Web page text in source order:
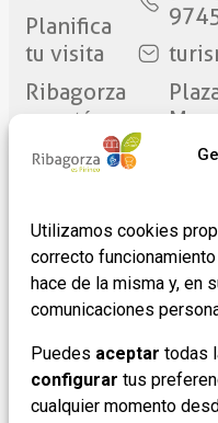
Utilizamos cookies
correcto
hace de la misma y, en
comunicaciones
Puedes aceptar todas
configurar tus
cualquier momento
Planifica
tu visita
Ribagorza
eres tú
Noticias
Mayor